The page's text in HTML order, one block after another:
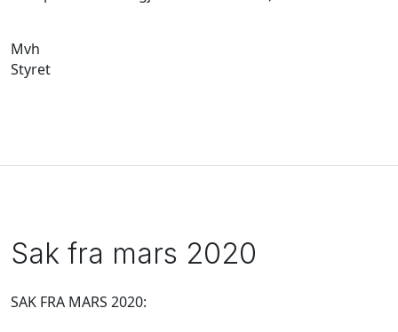
Mvh
Styret
Sak fra mars 2020
SAK FRA MARS 2020: